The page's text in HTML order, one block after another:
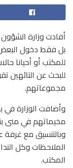
أفادت وزارة الشؤون
بل فقط دخول
للمكتب أو أحيانا
للبحث عن التائهين
مجموعاتهم.
وأضافت الوزارة في
مخيماتهم في منى
وبالتنسيق مع
الملاحظات وكل
المكتب.